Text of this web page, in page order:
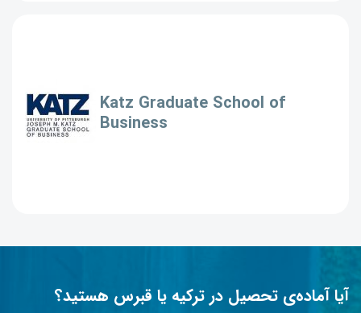
Katz Graduate School of
Business
آیا آماده‌ی تحصیل در ترکیه یا قبرس هستید؟